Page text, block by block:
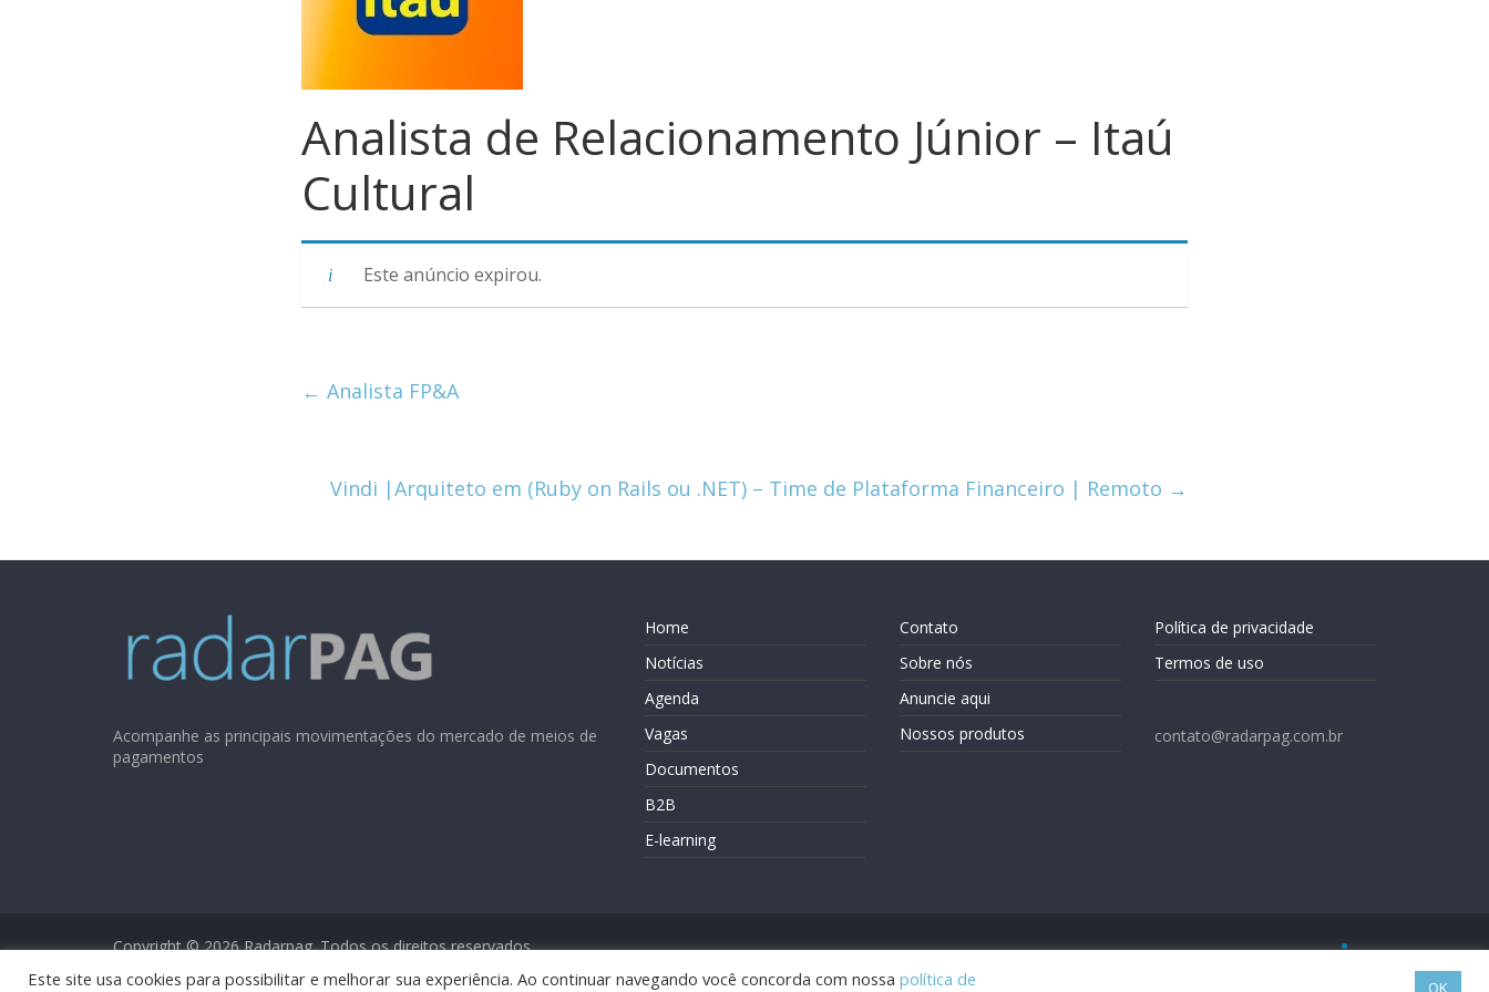
Analista de Relacionamento Júnior – Itaú
Cultural
Este anúncio expirou.
← Analista FP&A
Vindi |Arquiteto em (Ruby on Rails ou .NET) – Time de Plataforma Financeiro | Remoto →
Acompanhe as principais movimentações do mercado de meios de
pagamentos
Home
Notícias
Agenda
Vagas
Documentos
B2B
E-learning
Contato
Sobre nós
Anuncie aqui
Nossos produtos
Política de privacidade
Termos de uso
contato@radarpag.com.br
Copyright © 2026Radarpag. Todos os direitos reservados.
Este site usa cookies para possibilitar e melhorar sua experiência. Ao continuar navegando você concorda com nossa política de
OK